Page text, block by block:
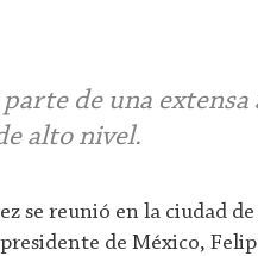
de una
alto nivel.
se reunió en la ciudad
de México,